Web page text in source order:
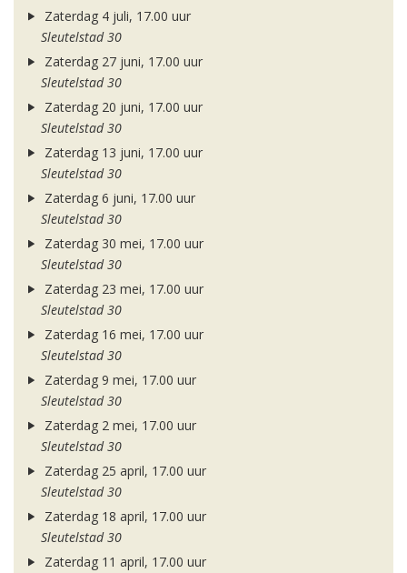
Zaterdag 4 juli, 17.00 uur
Sleutelstad 30
Zaterdag 27 juni, 17.00 uur
Sleutelstad 30
Zaterdag 20 juni, 17.00 uur
Sleutelstad 30
Zaterdag 13 juni, 17.00 uur
Sleutelstad 30
Zaterdag 6 juni, 17.00 uur
Sleutelstad 30
Zaterdag 30 mei, 17.00 uur
Sleutelstad 30
Zaterdag 23 mei, 17.00 uur
Sleutelstad 30
Zaterdag 16 mei, 17.00 uur
Sleutelstad 30
Zaterdag 9 mei, 17.00 uur
Sleutelstad 30
Zaterdag 2 mei, 17.00 uur
Sleutelstad 30
Zaterdag 25 april, 17.00 uur
Sleutelstad 30
Zaterdag 18 april, 17.00 uur
Sleutelstad 30
Zaterdag 11 april, 17.00 uur